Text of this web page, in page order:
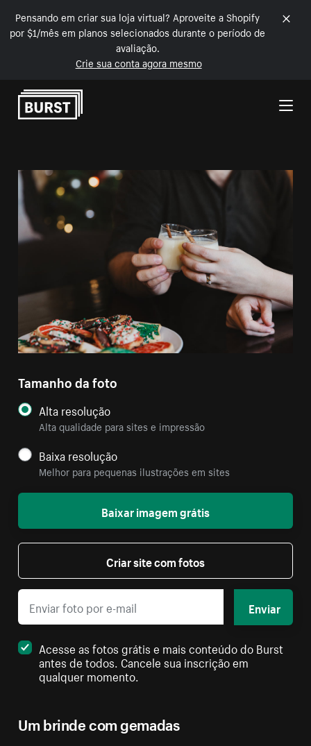
Pensando em criar sua loja virtual? Aproveite a Shopify
por $1/mês em planos selecionados durante o período de
avaliação.
Crie sua conta agora mesmo
Pular para o conteúdo
Um brinde com gemadas
Tamanho da foto
Alta resolução
Alta qualidade para sites e impressão
Baixa resolução
Melhor para pequenas ilustrações em sites
Baixar imagem grátis
Criar site com fotos
Enviar
Acesse as fotos grátis e mais conteúdo do Burst
antes de todos. Cancele sua inscrição em
qualquer momento.